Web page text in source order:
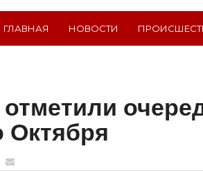
ГЛАВНАЯ НОВОСТИ
Октября